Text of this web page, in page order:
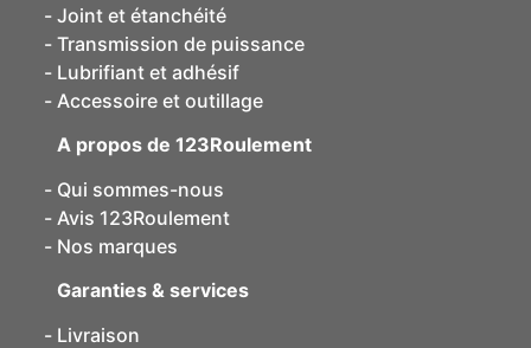
Joint et étanchéité
Transmission de puissance
Lubrifiant et adhésif
Accessoire et outillage
A propos de 123Roulement
Qui sommes-nous
Avis 123Roulement
Nos marques
Garanties & services
Livraison